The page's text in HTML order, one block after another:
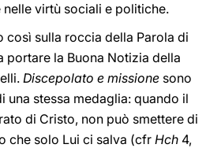
nelle virtù sociali e politiche.
così sulla roccia della Parola di
portare la Buona Notizia della
Discepolato e missione sono
una stessa medaglia: quando il
di Cristo, non può smettere di
che solo Lui ci salva (cfr Hch 4,